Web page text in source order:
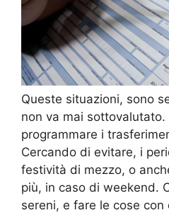
Queste situazioni, sono
non va mai
programmare i
Cercando di evitare, i
festività di mezzo, o
più, in caso di weekend.
sereni, e fare le cose con